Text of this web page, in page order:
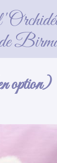
(en
option)